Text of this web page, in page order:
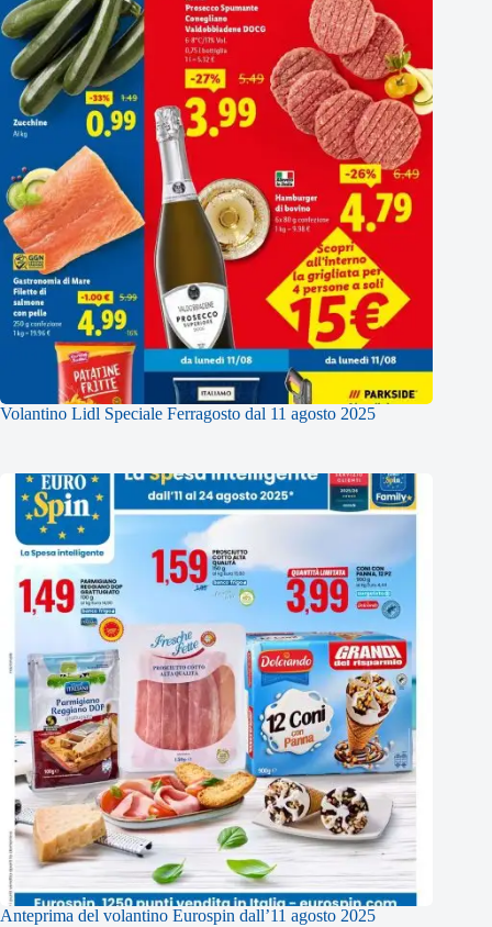
Volantino Lidl Speciale Ferragosto dal 11 agosto 2025
Anteprima del volantino Eurospin dall’11 agosto 2025